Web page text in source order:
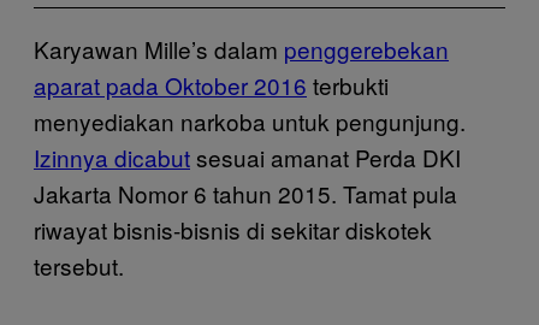
Karyawan Mille’s dalam penggerebekan
aparat pada Oktober 2016 terbukti
menyediakan narkoba untuk pengunjung.
Izinnya dicabutsesuai amanat Perda DKI
Jakarta Nomor 6 tahun 2015. Tamat pula
riwayat bisnis-bisnis di sekitar diskotek
tersebut.